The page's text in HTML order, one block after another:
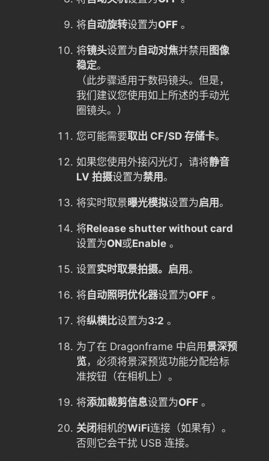
将自动旋转设置为OFF 。
将镜头设置为自动对焦并禁用 图像
稳定。
（此步骤适用于数码镜头。但是，
我们建议您使用如上所述的手动光
圈镜头。）
您可能需要取出 CF/SD 存储卡。
如果您使用外接闪光灯，请将静音
LV 拍摄设置为禁用。
将实时取景曝光模拟设置为启用。
将Release shutter without card
设置为ON或Enable 。
设置实时取景拍摄。 启用。
将自动照明优化器设置为OFF 。
将纵横比设置为3:2 。
为了在 Dragonframe 中启用景深预
览，必须将景深预览功能分配给标
准按钮（在相机上）。
将添加裁剪信息设置为OFF 。
关闭相机的WiFi连接（如果有）。
否则它会干扰 USB 连接。